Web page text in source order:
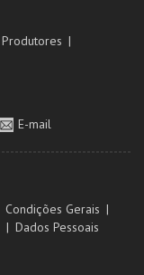
Produtores
E-mail
Condições Gerais
Dados Pessoais